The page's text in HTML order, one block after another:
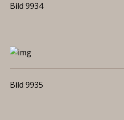
Bild 9934
Bild 9935